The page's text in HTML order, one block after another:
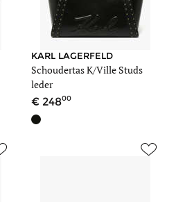
KARL LAGERFELD
Schoudertas K/Ville Studs
leder
24800